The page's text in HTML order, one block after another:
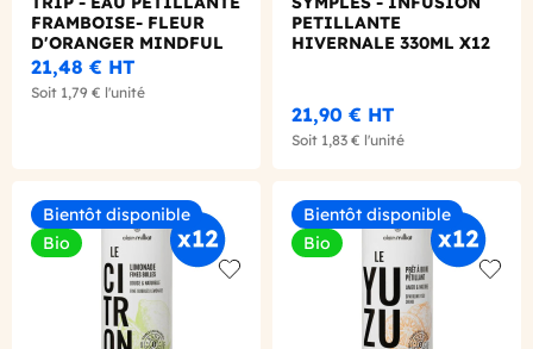
FRAMBOISE- FLEUR
D'ORANGER MINDFUL
BLEND CAN ALU 330ML
X12
21,48 € HT
Soit 1,79 € l'unité
PETILLANTE
HIVERNALE 330ML X12
21,90 € HT
Soit 1,83 € l'unité
Bientôt disponible
Bio
Bientôt disponible
Bio